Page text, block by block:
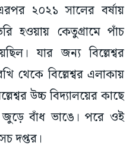
২০২১ সালের বর্ষায়
হওয়ায় কেতুগ্রামে পাঁচ
যার জন্য বিল্লেশ্বর
থেকে বিল্লেশ্বর এলাকায়
উচ্চ বিদ্যালয়ের কাছে
বাঁধ ভাঙে। পরে ওই
দপ্তর।